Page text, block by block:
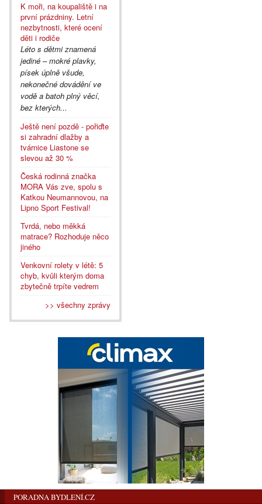
K moři, na koupaliště i na
první prázdniny. Letní
nezbytnosti, které ocení
děti i rodiče
Léto s dětmi znamená
jediné – mokré plavky,
písek úplně všude,
nekonečné dovádění ve
vodě a batoh plný věcí,
bez kterých...
Ještě není pozdě - pořiďte
si zahradní dlažby a
tvárnice Liastone se
slevou až 30 %
Česká rodinná značka
MORA Vás zve, spolu s
Katkou Neumannovou, na
Lipno Sport Festival!
Tvrdá, nebo měkká
matrace? Rozhoduje něco
jiného
Venkovní rolety v létě: 5
chyb, kvůli kterým doma
zbytečně trpíte vedrem
>> všechny zprávy
PORADNA BYDLENÍ.CZ